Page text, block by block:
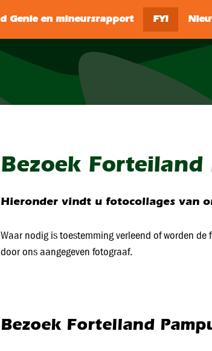
Bezoek
Hieronder vindt u fotocollages van
Waar nodig is toestemming verleend of worden
door ons aangegeven fotograaf.
Bezoek Forteiland